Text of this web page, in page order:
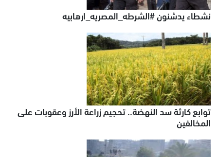
نشطاء يدشنون #الشرطه_المصريه_ارهابيه
توابع كارثة سد النهضة.. تحجيم زراعة الأرز وعقوبات على
المخالفين